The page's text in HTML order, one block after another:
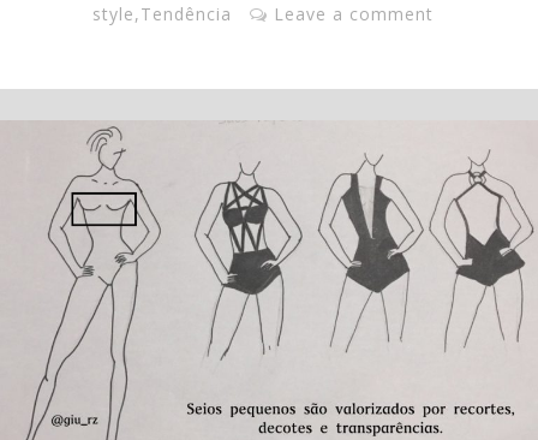
style,Tendência Leave a comment